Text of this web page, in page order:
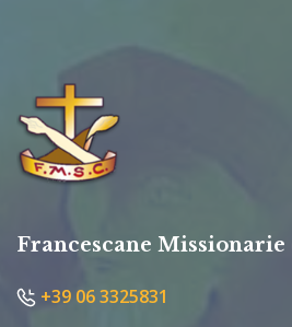
Francescane Missionarie
+39 06 3325831